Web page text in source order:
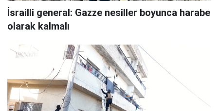
İsrailli general: Gazze nesiller boyunca harabe
olarak kalmalı